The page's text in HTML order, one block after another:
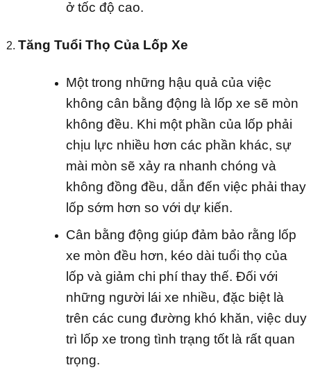
ở tốc độ cao.
Tăng Tuổi Thọ Của Lốp Xe
Một trong những hậu quả của việc
không cân bằng động là lốp xe sẽ mòn
không đều. Khi một phần của lốp phải
chịu lực nhiều hơn các phần khác, sự
mài mòn sẽ xảy ra nhanh chóng và
không đồng đều, dẫn đến việc phải thay
lốp sớm hơn so với dự kiến.
Cân bằng động giúp đảm bảo rằng lốp
xe mòn đều hơn, kéo dài tuổi thọ của
lốp và giảm chi phí thay thế. Đối với
những người lái xe nhiều, đặc biệt là
trên các cung đường khó khăn, việc duy
trì lốp xe trong tình trạng tốt là rất quan
trọng.